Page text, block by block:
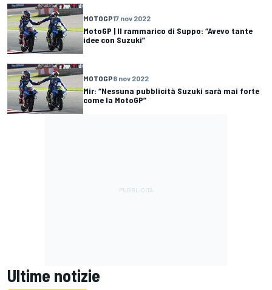
MOTOGP17 nov 2022
MotoGP | Il rammarico di Suppo: “Avevo tante
idee con Suzuki”
MOTOGP8 nov 2022
Mir: “Nessuna pubblicità Suzuki sarà mai forte
come la MotoGP”
Ultime notizie